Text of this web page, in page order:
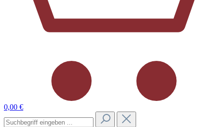
0,00 €